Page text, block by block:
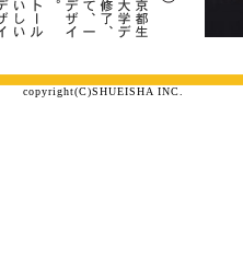
copyright(C)SHUEISHA INC.